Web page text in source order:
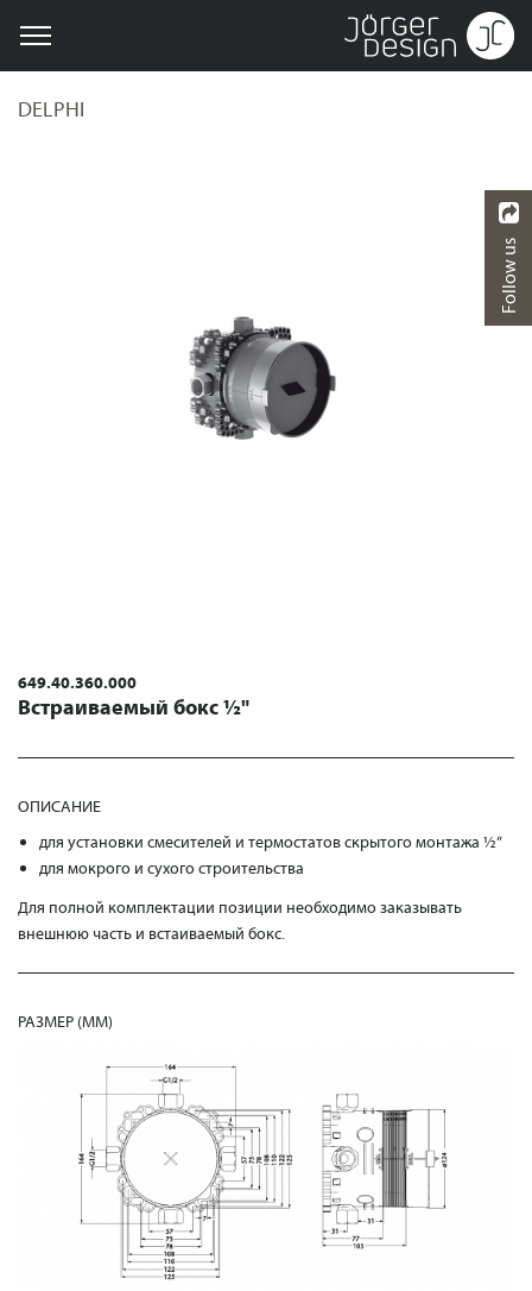
DELPHI
649.40.360.000
Встраиваемый бокс ½"
ОПИСАНИЕ
для установки смесителей и термостатов скрытого монтажа ½“
для мокрого и сухого строительства
Для полной комплектации позиции необходимо заказывать
внешнюю часть и встаиваемый бокс.
РАЗМЕР (MM)
Follow us